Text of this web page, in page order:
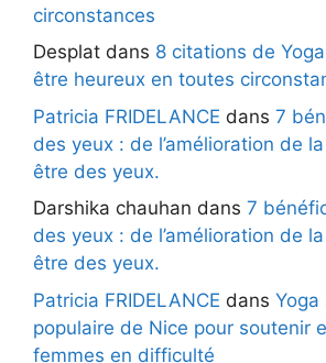
circonstances
Desplat dans 8 citations de
être heureux en toutes
Patricia FRIDELANCE dans 7
des yeux : de l’amélioration de
être des yeux.
Darshika chauhan dans 7
des yeux : de l’amélioration de
être des yeux.
Patricia FRIDELANCE dans Yoga
populaire de Nice pour soutenir
femmes en difficulté